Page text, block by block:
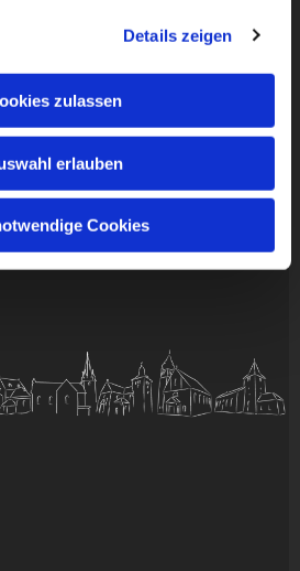
Details zeigen
zulassen
erlauben
Cookies